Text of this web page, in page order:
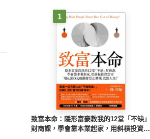
1
致富本命：隱形富豪教我的12堂「不缺」
財商課，學會靠本業起家，用斜槓投資致